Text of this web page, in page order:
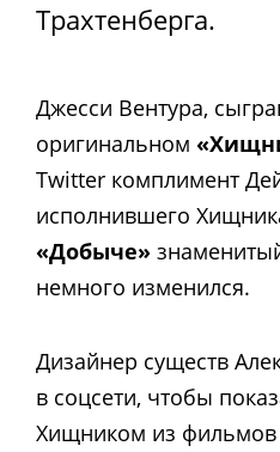
Трахтенберга.
Джесси Вентура,
оригинальном
Twitter комплимент
исполнившего
«Добыче»
немного изменился.
Дизайнер существ
в соцсети, чтобы
Хищником из фильмов